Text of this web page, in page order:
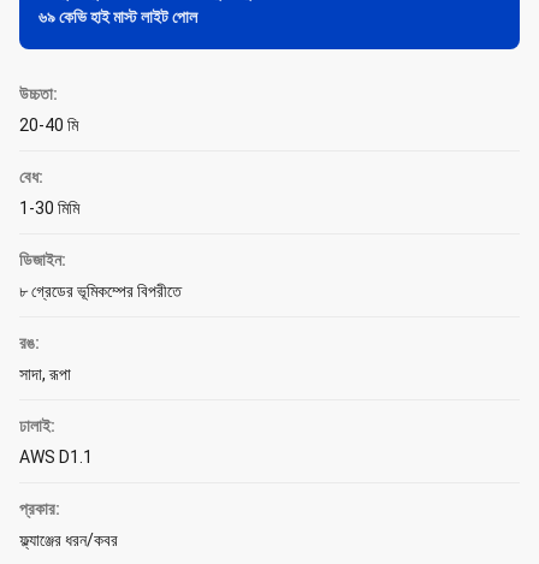
৬৯ কেভি হাই মাস্ট লাইট পোল
উচ্চতা:
20-40 মি
বেধ:
1-30 মিমি
ডিজাইন:
৮ গ্রেডের ভূমিকম্পের বিপরীতে
রঙ:
সাদা, রূপা
ঢালাই:
AWS D1.1
প্রকার:
ফ্ল্যাঞ্জের ধরন/কবর